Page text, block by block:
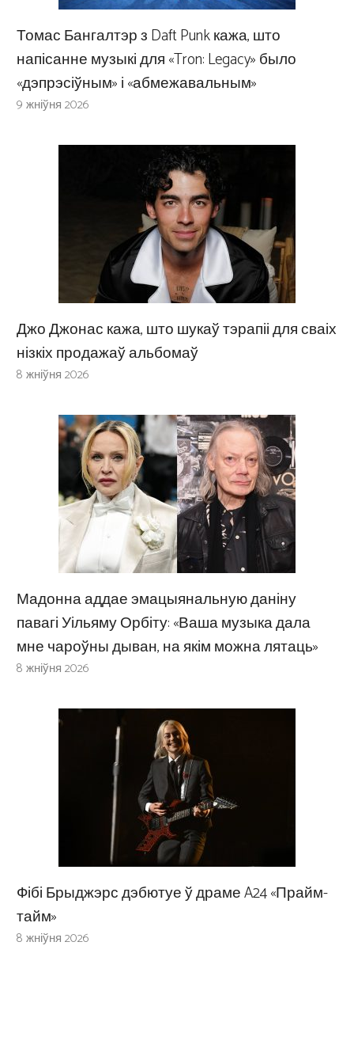
Томас Бангалтэр з Daft Punk кажа, што
напісанне музыкі для «Tron: Legacy» было
«дэпрэсіўным» і «абмежавальным»
9 жніўня 2026
Джо Джонас кажа, што шукаў тэрапіі для сваіх
нізкіх продажаў альбомаў
8 жніўня 2026
Мадонна аддае эмацыянальную даніну
павагі Уільяму Орбіту: «Ваша музыка дала
мне чароўны дыван, на якім можна лятаць»
8 жніўня 2026
Фібі Брыджэрс дэбютуе ў драме A24 «Прайм-
тайм»
8 жніўня 2026